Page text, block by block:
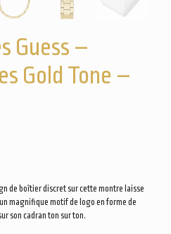
Guess –
Gold Tone –
de boîtier discret sur cette montre laisse
magnifique motif de logo en forme de
son cadran ton sur ton.